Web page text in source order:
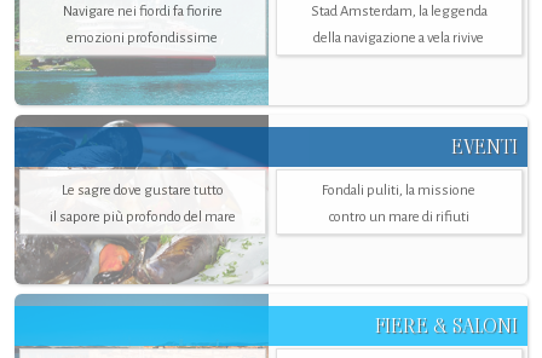
Navigare nei fiordi fa fiorire
emozioni profondissime
Stad Amsterdam, la leggenda
della navigazione a vela rivive
EVENTI
Le sagre dove gustare tutto
il sapore più profondo del mare
Fondali puliti, la missione
contro un mare di rifiuti
FIERE & SALONI